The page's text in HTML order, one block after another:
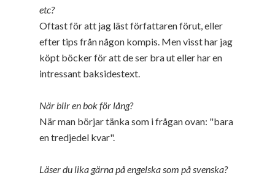
etc?
Oftast för att jag läst författaren förut, eller
efter tips från någon kompis. Men visst har jag
köpt böcker för att de ser bra ut eller har en
intressant baksidestext.
När blir en bok för lång?
När man börjar tänka som i frågan ovan: "bara
en tredjedel kvar".
Läser du lika gärna på engelska som på svenska?